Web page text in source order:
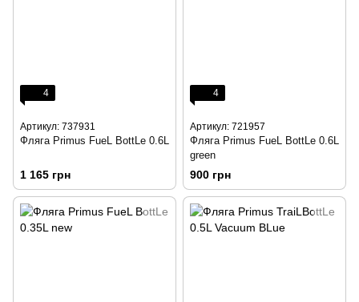
4
Артикул: 737931
Фляга Primus FueL BottLe 0.6L
1 165 грн
4
Артикул: 721957
Фляга Primus FueL BottLe 0.6L
green
900 грн